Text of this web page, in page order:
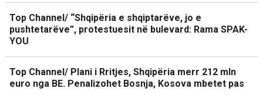
Top Channel/ “Shqipëria e shqiptarëve, jo e
pushtetarëve”, protestuesit në bulevard: Rama SPAK-
YOU
Top Channel/ Plani i Rritjes, Shqipëria merr 212 mln
euro nga BE. Penalizohet Bosnja, Kosova mbetet pas